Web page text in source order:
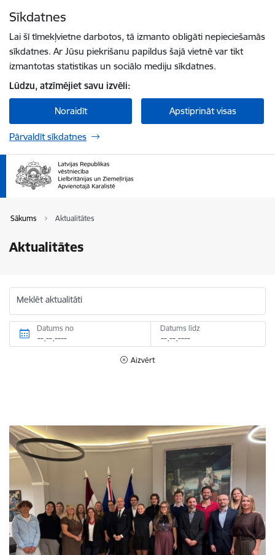
Sīkdatnes
Lai šī tīmekļvietne darbotos, tā izmanto obligāti nepieciešamās
sīkdatnes. Ar Jūsu piekrišanu papildus šajā vietnē var tikt
izmantotas statistikas un sociālo mediju sīkdatnes.
Lūdzu, atzīmējiet savu izvēli:
Noraidīt Apstiprināt visas
Pārvaldīt sīkdatnes
Sākums Aktualitātes
Aktualitātes
Meklēt aktualitāti
Datums no Datums līdz
Aizvērt